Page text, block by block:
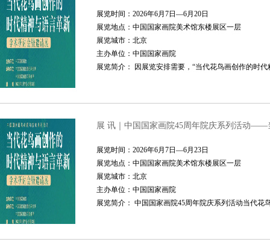
展览时间：2026年6月7日—6月20日
展览地点：中国国家画院美术馆东楼展区一层
展览城市：北京
主办单位：中国国家画院
展览简介： 因展览安排需要，“当代花鸟画创作的时
展 讯｜中国国家画院45周年院庆系列活动——
展览时间：2026年6月7日—6月23日
展览地点：中国国家画院美术馆东楼展区一层
展览城市：北京
主办单位：中国国家画院
展览简介： 中国国家画院45周年院庆系列活动当代